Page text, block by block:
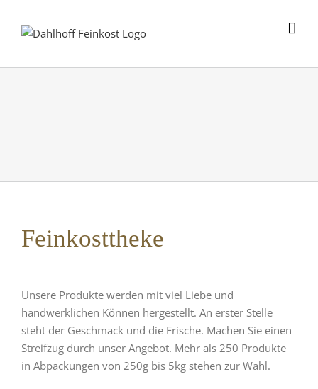
Feinkosttheke
Unsere Produkte werden mit viel Liebe und
handwerklichen Können hergestellt. An erster Stelle
steht der Geschmack und die Frische. Machen Sie einen
Streifzug durch unser Angebot. Mehr als 250 Produkte
in Abpackungen von 250g bis 5kg stehen zur Wahl.